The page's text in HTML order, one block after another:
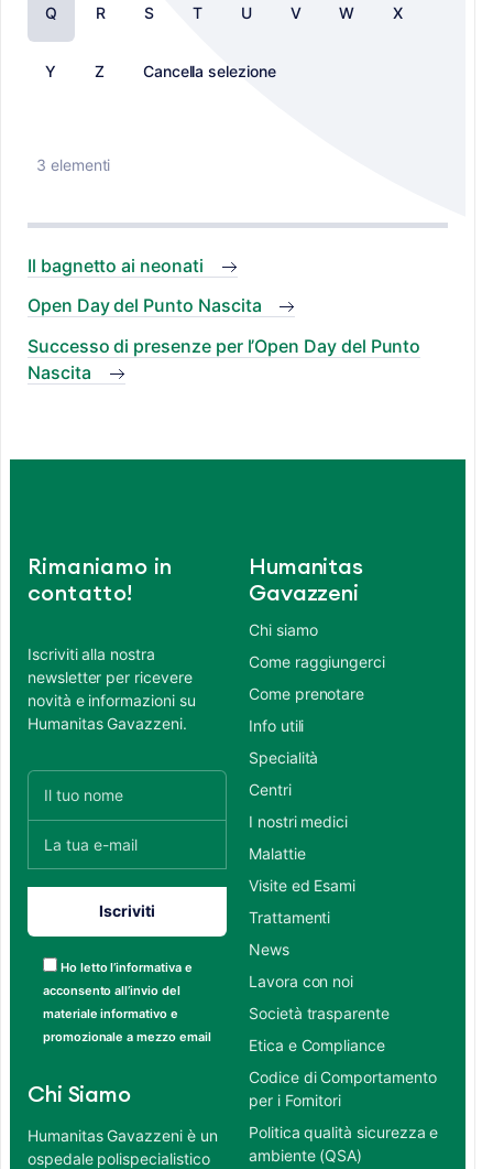
Q R S T U V W X
Y Z Cancella selezione
3 elementi
Il bagnetto ai neonati
Open Day del Punto Nascita
Successo di presenze per l’Open Day del Punto
Nascita
Rimaniamo in
contatto!
Iscriviti alla nostra
newsletter per ricevere
novità e informazioni su
Humanitas Gavazzeni.
Ho letto l’informativa e
acconsento all’invio del
materiale informativo e
promozionale a mezzo email
Chi Siamo
Humanitas Gavazzeni è un
ospedale polispecialistico
Humanitas
Gavazzeni
Chi siamo
Come raggiungerci
Come prenotare
Info utili
Specialità
Centri
I nostri medici
Malattie
Visite ed Esami
Trattamenti
News
Lavora con noi
Società trasparente
Etica e Compliance
Codice di Comportamento
per i Fornitori
Politica qualità sicurezza e
ambiente (QSA)